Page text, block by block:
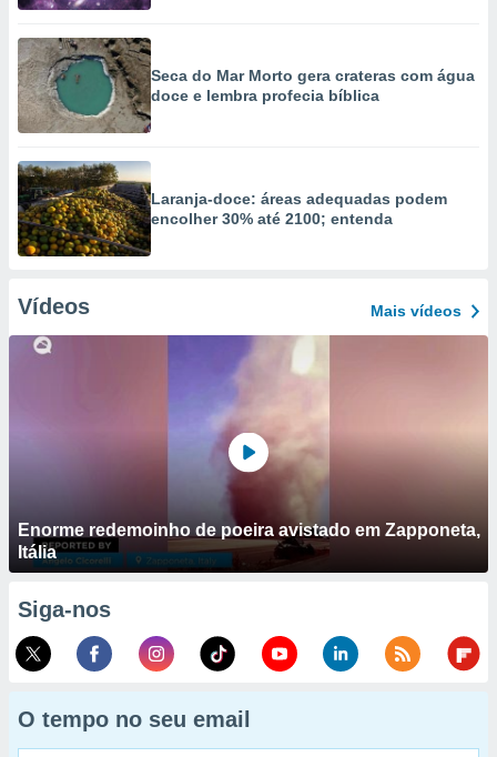
Seca do Mar Morto gera crateras com água
doce e lembra profecia bíblica
Laranja-doce: áreas adequadas podem
encolher 30% até 2100; entenda
Vídeos Mais vídeos
Enorme redemoinho de poeira avistado em Zapponeta,
Itália
Siga-nos
O tempo no seu email